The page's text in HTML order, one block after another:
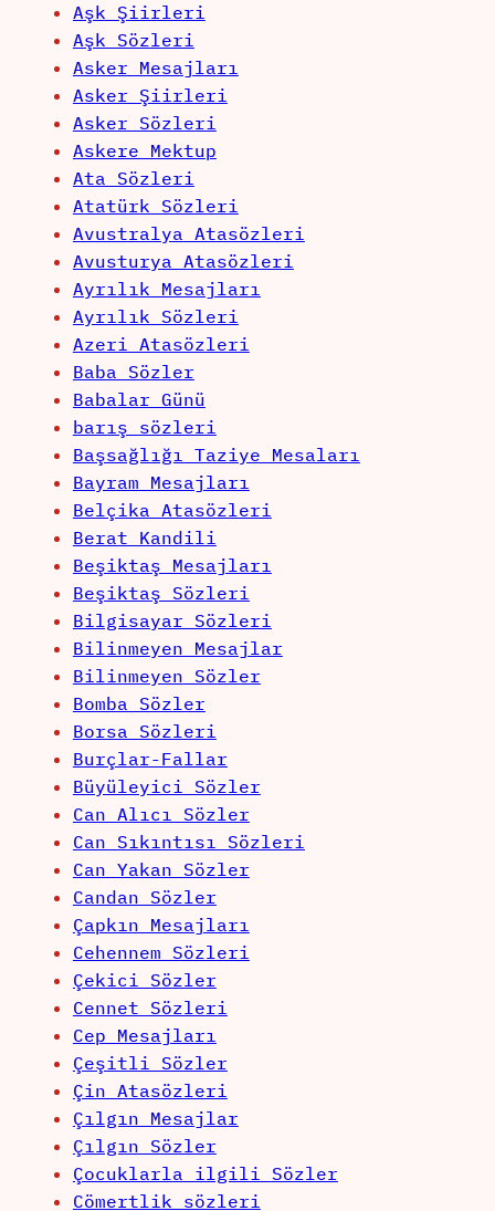
Aşk Şiirleri
Aşk Sözleri
Asker Mesajları
Asker Şiirleri
Asker Sözleri
Askere Mektup
Ata Sözleri
Atatürk Sözleri
Avustralya Atasözleri
Avusturya Atasözleri
Ayrılık Mesajları
Ayrılık Sözleri
Azeri Atasözleri
Baba Sözler
Babalar Günü
barış sözleri
Başsağlığı Taziye Mesaları
Bayram Mesajları
Belçika Atasözleri
Berat Kandili
Beşiktaş Mesajları
Beşiktaş Sözleri
Bilgisayar Sözleri
Bilinmeyen Mesajlar
Bilinmeyen Sözler
Bomba Sözler
Borsa Sözleri
Burçlar-Fallar
Büyüleyici Sözler
Can Alıcı Sözler
Can Sıkıntısı Sözleri
Can Yakan Sözler
Candan Sözler
Çapkın Mesajları
Cehennem Sözleri
Çekici Sözler
Cennet Sözleri
Cep Mesajları
Çeşitli Sözler
Çin Atasözleri
Çılgın Mesajlar
Çılgın Sözler
Çocuklarla ilgili Sözler
Cömertlik sözleri